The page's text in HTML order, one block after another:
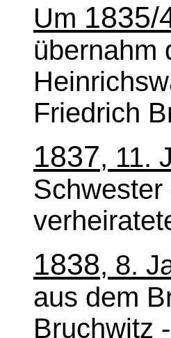
Um 1835/
übernahm
Friedrich
1837, 11.
1838, 8.
aus dem
Bruchwitz